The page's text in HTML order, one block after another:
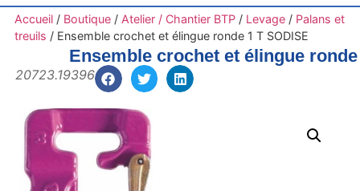
Accueil/ Boutique/ Atelier / Chantier BTP/ Levage/ Palans et
treuils / Ensemble crochet et élingue ronde 1 T SODISE
Ensemble crochet et élingue ronde
20723.19396